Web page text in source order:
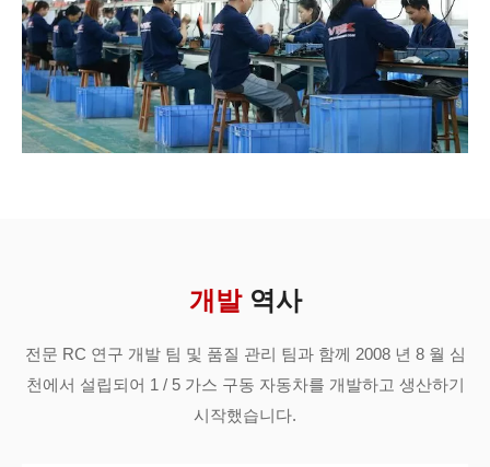
개발역사
전문 RC 연구 개발 팀 및 품질 관리 팀과 함께 2008 년 8 월 심
천에서 설립되어 1 / 5 가스 구동 자동차를 개발하고 생산하기
시작했습니다.